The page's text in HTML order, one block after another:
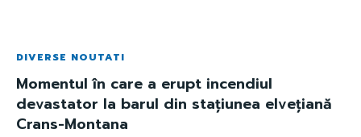
DIVERSE NOUTATI
Momentul în care a erupt incendiul
devastator la barul din stațiunea elvețiană
Crans-Montana